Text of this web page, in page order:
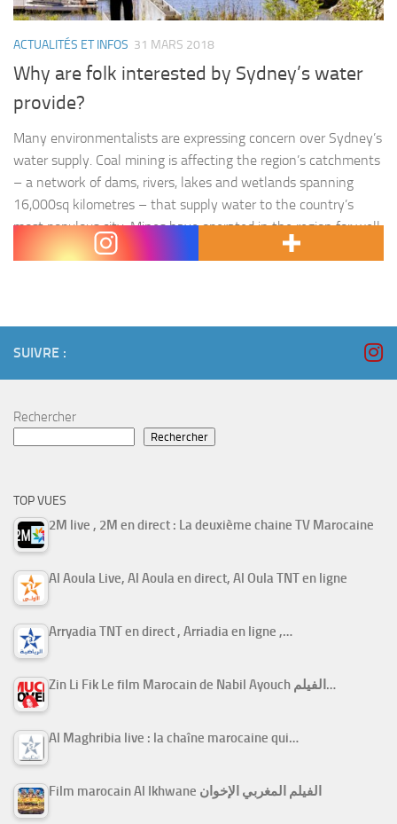
ACTUALITÉS ET INFOS 31 MARS 2018
Why are folk interested by Sydney’s water
provide?
Many environmentalists are expressing concern over Sydney’s
water supply. Coal mining is affecting the region’s catchments
– a network of dams, rivers, lakes and wetlands spanning
16,000sq kilometres – that supply water to the country’s
most populous city. Mines have operated in the region for well
over a century, but recent data shows that those…
SUIVRE :
Rechercher
Rechercher
TOP VUES
2M live , 2M en direct : La deuxième chaine TV Marocaine
Al Aoula Live, Al Aoula en direct, Al Oula TNT en ligne
Arryadia TNT en direct , Arriadia en ligne ,…
Zin Li Fik Le film Marocain de Nabil Ayouch الفيلم…
Al Maghribia live : la chaîne marocaine qui…
Film marocain Al Ikhwane الفيلم المغربي الإخوان